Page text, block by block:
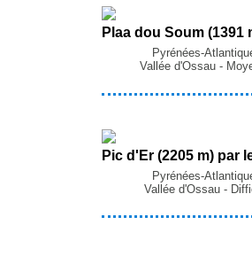
Pyrénées-
Vallée d'Ossau -
Pyrénées-
Vallée d'Ossau -